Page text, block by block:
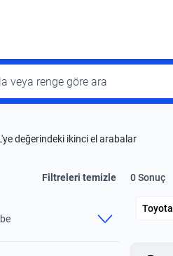
değerindeki ikinci el arabalar
Filtreleri temizle 0 Sonuç
Toyota